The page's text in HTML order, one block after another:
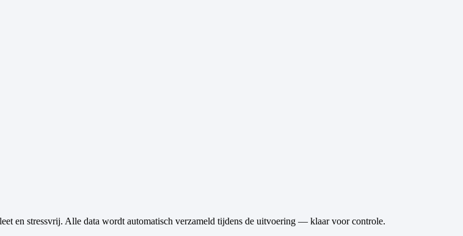
en stressvrij. Alle data wordt automatisch verzameld tijdens de uitvoering — klaar voor controle.